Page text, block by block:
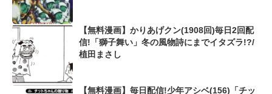
【無料漫画】かりあげクン(1908回)毎日2回配
信!「獅子舞い」冬の風物詩にまでイタズラ!?/
植田まさし
【無料漫画】毎日配信!少年アシベ(156)「チッ